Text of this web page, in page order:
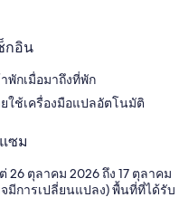
กอิน
พักเมื่อมาถึงที่พัก
ใช้เครื่องมือแปลอัตโนมัติ
ซม
ตุลาคม 2026 ถึง 17 ตุลาคม
มีการเปลี่ยนแปลง) พื้นที่ที่ได้รับ